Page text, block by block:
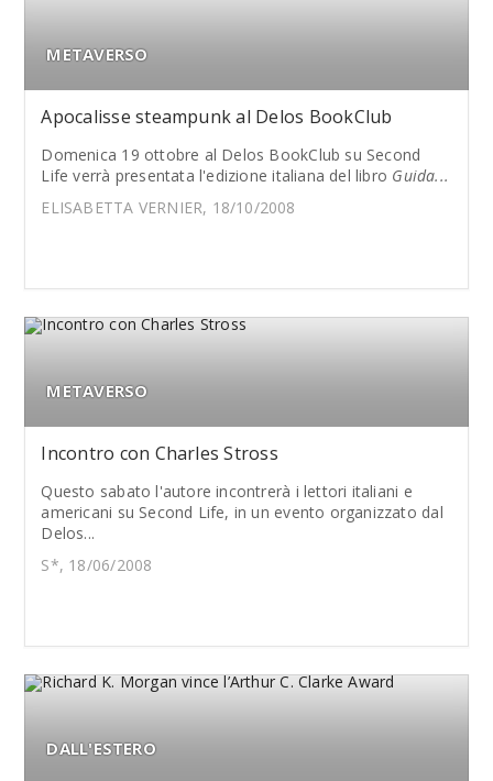
METAVERSO
Apocalisse steampunk al Delos BookClub
Domenica 19 ottobre al Delos BookClub su Second
Life verrà presentata l'edizione italiana del libro Guida...
ELISABETTA VERNIER, 18/10/2008
METAVERSO
Incontro con Charles Stross
Questo sabato l'autore incontrerà i lettori italiani e
americani su Second Life, in un evento organizzato dal
Delos...
S*, 18/06/2008
DALL'ESTERO